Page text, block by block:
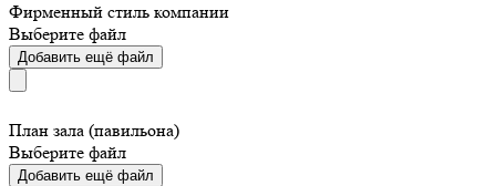
Фирменный стиль компании
Выберите файл
Добавить ещё файл
План зала (павильона)
Выберите файл
Добавить ещё файл